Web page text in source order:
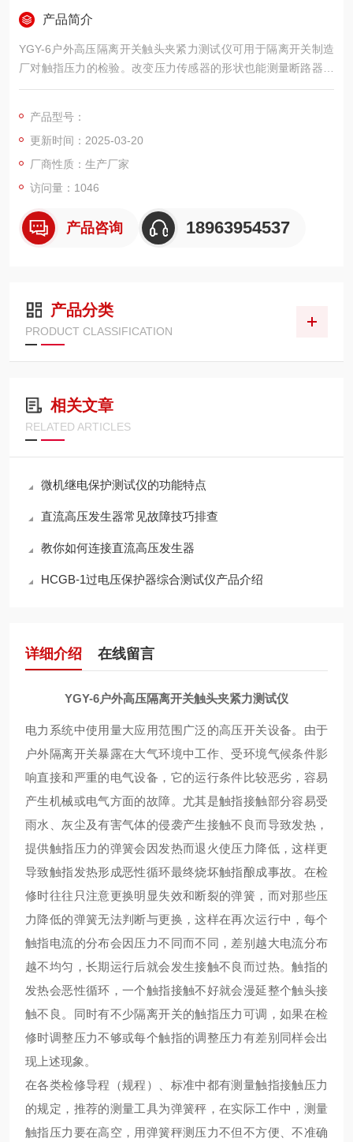
产品简介
YGY-6户外高压隔离开关触头夹紧力测试仪可用于隔离开关制造
厂对触指压力的检验。改变压力传感器的形状也能测量断路器的
触指压力。
产品型号：
更新时间：2025-03-20
厂商性质：生产厂家
访问量：1046
产品咨询 18963954537
产品分类
PRODUCT CLASSIFICATION
相关文章
RELATED ARTICLES
微机继电保护测试仪的功能特点
直流高压发生器常见故障技巧排查
教你如何连接直流高压发生器
HCGB-1过电压保护器综合测试仪产品介绍
详细介绍 在线留言
YGY-6户外高压隔离开关触头夹紧力测试仪
电力系统中使用量大应用范围广泛的高压开关设备。由于
户外隔离开关暴露在大气环境中工作、受环境气候条件影
响直接和严重的电气设备，它的运行条件比较恶劣，容易
产生机械或电气方面的故障。尤其是触指接触部分容易受
雨水、灰尘及有害气体的侵袭产生接触不良而导致发热，
提供触指压力的弹簧会因发热而退火使压力降低，这样更
导致触指发热形成恶性循环最终烧坏触指酿成事故。在检
修时往往只注意更换明显失效和断裂的弹簧，而对那些压
力降低的弹簧无法判断与更换，这样在再次运行中，每个
触指电流的分布会因压力不同而不同，差别越大电流分布
越不均匀，长期运行后就会发生接触不良而过热。触指的
发热会恶性循环，一个触指接触不好就会漫延整个触头接
触不良。同时有不少隔离开关的触指压力可调，如果在检
修时调整压力不够或每个触指的调整压力有差别同样会出
现上述现象。
在各类检修导程（规程）、标准中都有测量触指接触压力
的规定，推荐的测量工具为弹簧秤，在实际工作中，测量
触指压力要在高空，用弹簧秤测压力不但不方便、不准确